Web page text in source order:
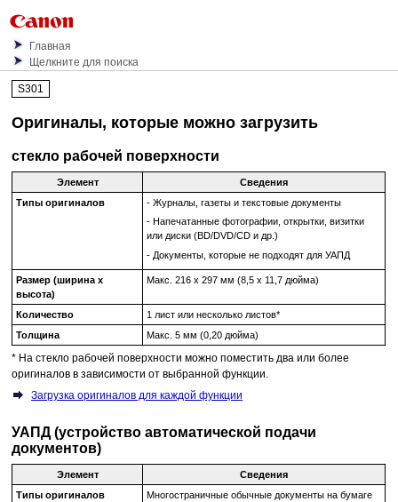
Главная
Щелкните для поиска
S301
Оригиналы, которые можно загрузить
стекло рабочей поверхности
Элемент
Сведения
Типы оригиналов
- Журналы, газеты и текстовые документы
- Напечатанные фотографии, открытки, визитки
или диски (BD/DVD/CD и др.)
- Документы, которые не подходят для УАПД
Размер (ширина x
высота)
Макс. 216 x 297 мм (8,5 x 11,7 дюйма)
Количество 1 лист или несколько листов*
Толщина
Макс. 5 мм (0,20 дюйма)
* Настекло рабочей поверхности можно поместить два или более
оригиналов в зависимости от выбранной функции.
Загрузка оригиналов для каждой функции
УАПД (устройство автоматической подачи
документов)
Элемент
Сведения
Типы оригиналов
Многостраничные обычные документы на бумаге